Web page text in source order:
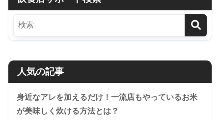
人気の記事
身近なアレを加えるだけ！一流店もやっているお米
が美味しく炊ける方法とは？